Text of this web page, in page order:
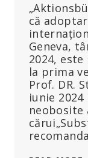
că
Geneva,
2024,
la prima
Prof. DR.
iunie
neobosite